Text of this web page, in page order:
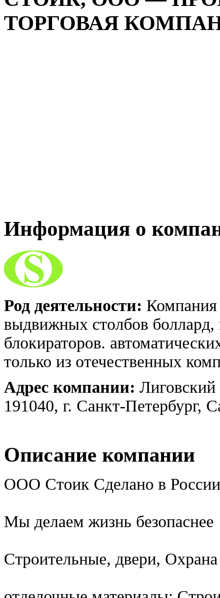
ТОРГОВАЯ
Информация о
Род деятельности: Компания
выдвижных столбов
блокираторов.
только из отечественных
Адрес компании:
191040, г. Санкт-Петербург,
Описание компании
ООО Стоик Сделано в
Мы делаем жизнь безопаснее
Строительные, двери, Охрана